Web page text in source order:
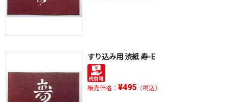
すり込み用 渋紙 寿-E
販売価格： ¥495（税込）